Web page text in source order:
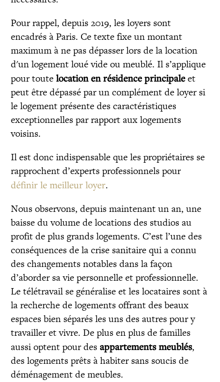
Pour rappel, depuis 2019, les loyers sont
encadrés à Paris. Ce texte fixe un montant
maximum à ne pas dépasser lors de la location
d'un logement loué vide ou meublé. Il s’applique
pour toutelocation en résidence principaleet
peut être dépassé par un complément de loyer si
le logement présente des caractéristiques
exceptionnelles par rapport aux logements
voisins.
Il est donc indispensable que les propriétaires se
rapprochent d’experts professionnels pour
définir le meilleur loyer.
Nous observons, depuis maintenant un an, une
baisse du volume de locations des studios au
profit de plus grands logements. C’est l’une des
conséquences de la crise sanitaire qui a connu
des changements notables dans la façon
d’aborder sa vie personnelle et professionnelle.
Le télétravail se généralise et les locataires sont à
la recherche de logements offrant des beaux
espaces bien séparés les uns des autres pour y
travailler et vivre. De plus en plus de familles
aussi optent pour desappartements meublés,
des logements prêts à habiter sans soucis de
déménagement de meubles.